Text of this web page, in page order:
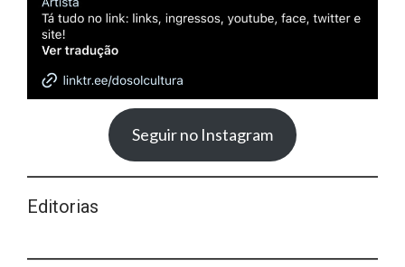
Seguir no Instagram
Editorias